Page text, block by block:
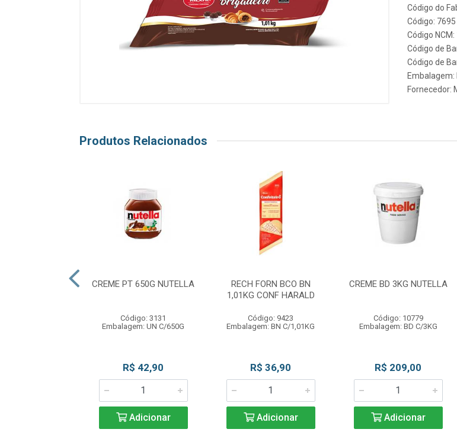
Código do
Código: 7695
Código
Código de
Código de
Embalagem:
Fornecedor:
Produtos Relacionados
CREME PT 650G NUTELLA
Código: 3131
Embalagem: UN C/650G
R$ 42,90
Adicionar
RECH FORN BCO BN
1,01KG CONF HARALD
Código: 9423
Embalagem: BN C/1,01KG
R$ 36,90
Adicionar
CREME BD 3KG NUTELLA
Código: 10779
Embalagem: BD C/3KG
R$ 209,00
Adicionar